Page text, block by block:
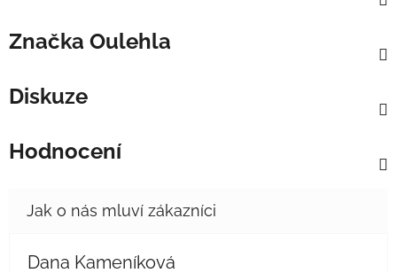
Značka Oulehla
Diskuze
Hodnocení
Dana Kameníková